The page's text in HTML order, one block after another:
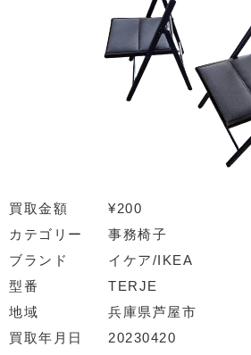
買取金額
¥200
カテゴリー
事務椅子
ブランド
イケア/IKEA
型番
TERJE
地域
兵庫県芦屋市
買取年月日
20230420